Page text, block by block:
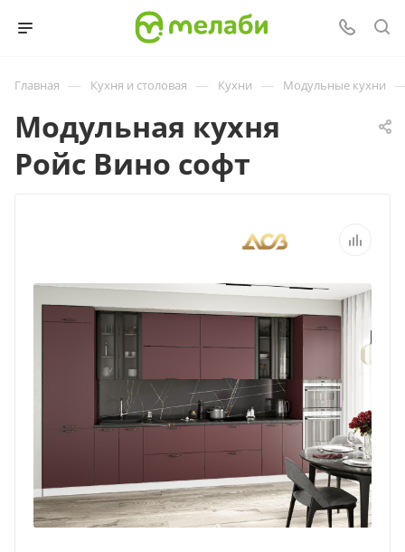
Главная — Кухня и столовая — Кухни — Модульные кухни
Модульная кухня
Ройс Вино софт